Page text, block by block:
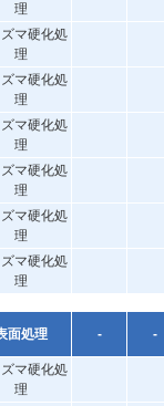
理
マ硬化処
理
マ硬化処
理
マ硬化処
理
マ硬化処
理
マ硬化処
理
マ硬化処
理
面処理 - -
マ硬化処
理